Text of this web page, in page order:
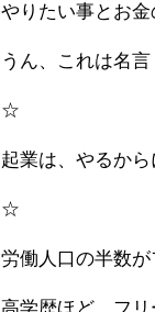
やりたい事とお
うん、これは名言
☆
起業は、やるか
☆
労働人口の半数